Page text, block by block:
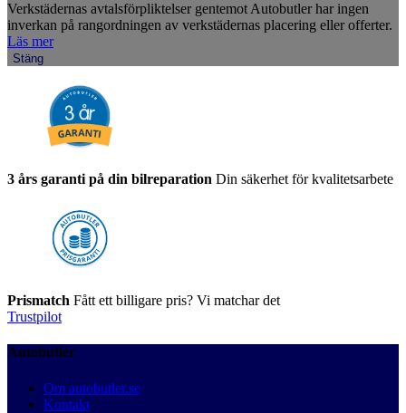
Verkstädernas avtalsförpliktelser gentemot Autobutler har ingen
inverkan på rangordningen av verkstädernas placering eller offerter.
Läs mer
Stäng
3 års garanti på din bilreparation Din säkerhet för kvalitetsarbete
Prismatch Fått ett billigare pris? Vi matchar det
Trustpilot
Autobutler
Om autobutler.se
Kontakt